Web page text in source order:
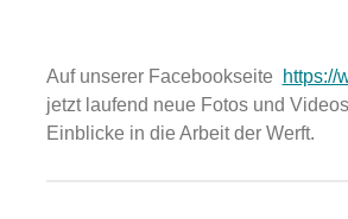
Auf unserer Facebookseite https://
jetzt laufend neue Fotos und
Einblicke in die Arbeit der Werft.